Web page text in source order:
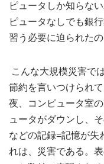
ピュータしか知らな
ピュータなしでも銀
習う必要に迫られた
こんな大規模災害で
節約を言いつけられ
夜、コンピュータ室
ュータがダウンし、
などの記録=記憶が失
れは、災害である。